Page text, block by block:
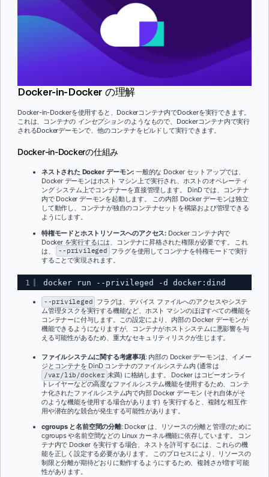
Docker-in-Docker の理解
Docker-in-Dockerを使用すると、Dockerコンテナ内でDockerを実行できます。
これは、コンテナの インセプションのようなもので、Dockerコンテナ内で実行
されるDockerデーモンで、他のコンテナをビルドして実行できます。
Docker-in-Dockerの仕組み
ネストされた Docker デーモン: 一般的な Docker セットアップでは、
Docker デーモンはホスト マシン上で実行され、ホストのオペレーティ
ング システム上でコンテナーを直接管理します。 DinD では、コンテナ
内で Docker デーモンを起動します。 この内部 Docker デーモンは独立
して動作し、コンテナが独自のコンテナセットを構築および管理できる
ようにします。
特権モードとホストリソースへのアクセス: Docker コンテナ内で
Docker を実行するには、コンテナに昇格された権限が必要です。 これ
は、
--privileged フラグを使用してコンテナを特権モードで実行
することで実現されます。
1 docker run --privileged -d docker:dind
--privileged フラグは、デバイス ファイルへのアクセスやシステ
ム管理タスクを実行する機能など、ホスト マシンのほぼすべての機能を
コンテナーに付与します。この設定により、内部の Docker デーモンが
機能できるようになりますが、コンテナがホストシステムに悪影響を与
える可能性があるため、重大なセキュリティリスクが生じます。
ファイルシステムに関する考慮事項: 内部の Docker デーモンは、イメー
ジとコンテナを DinD コンテナのファイルシステム内 (通常は
/var/lib/docker 未満) に格納します。 Docker はコピーオンライ
トレイヤーなどの高度なファイルシステム機能を使用するため、コンテ
ナ化されたファイルシステム内で内部 Docker デーモン (それ自体がそ
のような機能を使用する場合があります) を実行すると、複雑な相互作
用や潜在的な競合が発生する可能性があります。
cgroups と名前空間の分離: Docker は、リソースの分離と管理のために
cgroups や名前空間などの Linux カーネル機能に依存しています。 コン
テナ内で Docker を実行する場合、ネストを許可するには、これらの機
能を正しく設定する必要があります。 このプロセスにより、リソースの
制限と分離が期待どおりに動作するようにするため、複雑さが増す可能
性があります。